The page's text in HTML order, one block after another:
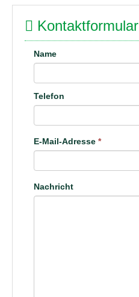
Kontaktformular
Name
Telefon
E-Mail-Adresse *
Nachricht